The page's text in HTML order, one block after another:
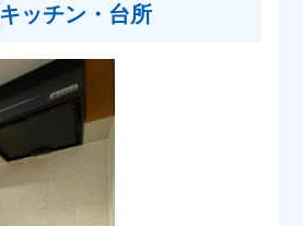
キッチン・台所